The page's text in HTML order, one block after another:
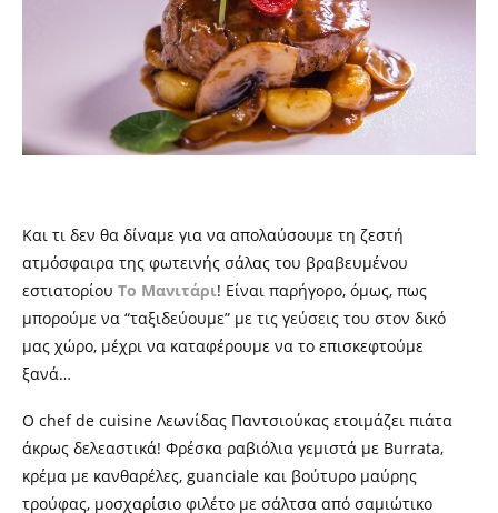
Και τι δεν θα δίναμε για να απολαύσουμε τη ζεστή
ατμόσφαιρα της φωτεινής σάλας του βραβευμένου
εστιατορίου Το Μανιτάρι! Είναι παρήγορο, όμως, πως
μπορούμε να “ταξιδεύουμε” με τις γεύσεις του στον δικό
μας χώρο, μέχρι να καταφέρουμε να το επισκεφτούμε
ξανά…
Ο chef de cuisine Λεωνίδας Παντσιούκας ετοιμάζει πιάτα
άκρως δελεαστικά! Φρέσκα ραβιόλια γεμιστά με Burrata,
κρέμα με κανθαρέλες, guanciale και βούτυρο μαύρης
τρούφας, μοσχαρίσιο φιλέτο με σάλτσα από σαµιώτικο